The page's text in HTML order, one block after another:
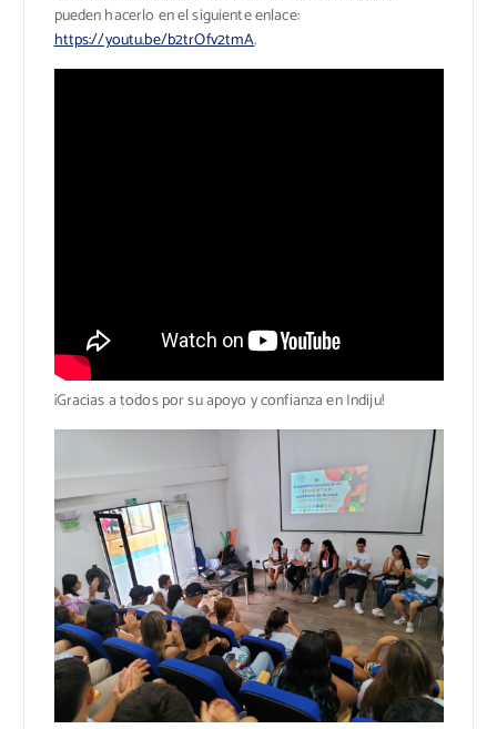
pueden hacerlo en el siguiente enlace:
https://youtu.be/b2trOfv2tmA.
¡Gracias a todos por su apoyo y confianza en Indiju!